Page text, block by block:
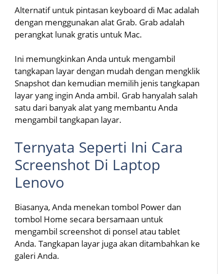
Alternatif untuk pintasan keyboard di Mac adalah
dengan menggunakan alat Grab. Grab adalah
perangkat lunak gratis untuk Mac.
Ini memungkinkan Anda untuk mengambil
tangkapan layar dengan mudah dengan mengklik
Snapshot dan kemudian memilih jenis tangkapan
layar yang ingin Anda ambil. Grab hanyalah salah
satu dari banyak alat yang membantu Anda
mengambil tangkapan layar.
Ternyata Seperti Ini Cara
Screenshot Di Laptop
Lenovo
Biasanya, Anda menekan tombol Power dan
tombol Home secara bersamaan untuk
mengambil screenshot di ponsel atau tablet
Anda. Tangkapan layar juga akan ditambahkan ke
galeri Anda.